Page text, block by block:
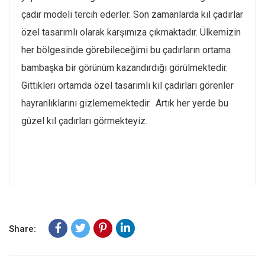
çadır modeli tercih ederler. Son zamanlarda kıl çadırlar
özel tasarımlı olarak karşımıza çıkmaktadır. Ülkemizin
her bölgesinde görebileceğimi bu çadırların ortama
bambaşka bir görünüm kazandırdığı görülmektedir.
Gittikleri ortamda özel tasarımlı kıl çadırları görenler
hayranlıklarını gizlememektedir. Artık her yerde bu
güzel kıl çadırları görmekteyiz.
Share: